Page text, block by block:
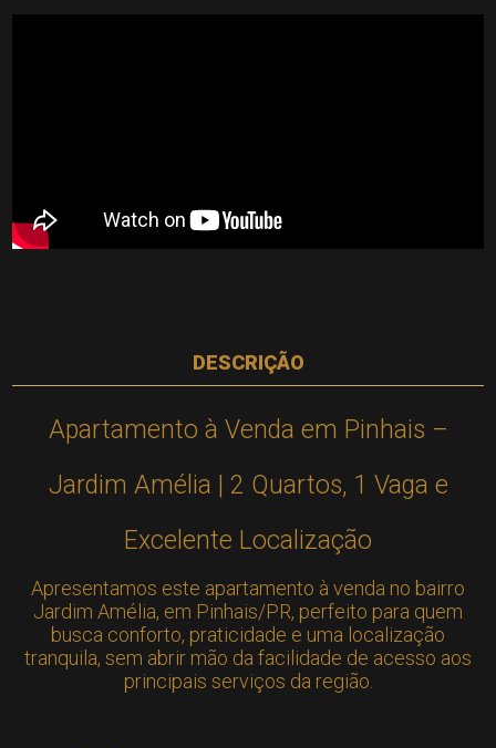
DESCRIÇÃO
Apartamento à Venda em Pinhais –
Jardim Amélia | 2 Quartos, 1 Vaga e
Excelente Localização
Apresentamos este apartamento à venda no bairro
Jardim Amélia, em Pinhais/PR, perfeito para quem
busca conforto, praticidade e uma localização
tranquila, sem abrir mão da facilidade de acesso aos
principais serviços da região.